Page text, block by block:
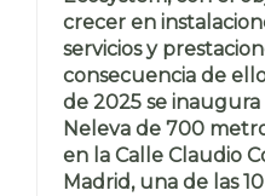
crecer en
servicios y
consecuencia de
de 2025 se inaugura
Neleva de 700
en la Calle Claudio
Madrid, una de las